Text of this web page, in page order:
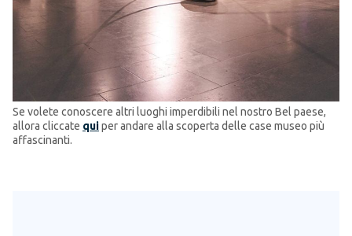
Se volete conoscere altri luoghi imperdibili nel nostro Bel paese,
allora cliccate quiper andare alla scoperta delle case museo più
affascinanti.